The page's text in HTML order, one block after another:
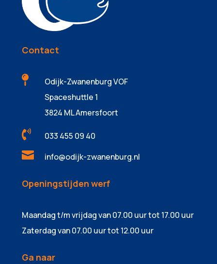
Contact

Odijk-Zwanenburg VOF
Spaceshuttle 1
3824 ML Amersfoort
 033 455 09 40
 info@odijk-zwanenburg.nl
Openingstijden werf
Maandag t/m vrijdag van 07.00 uur tot 17.00 uur
Zaterdag van 07.00 uur tot 12.00 uur
Ga naar